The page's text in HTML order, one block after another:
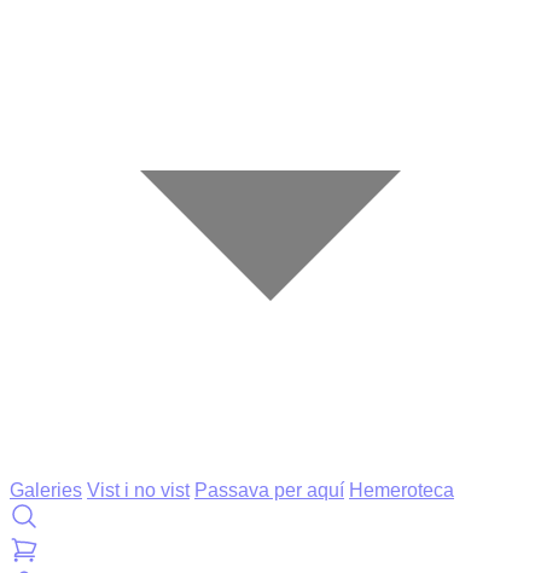
Galeries Vist i no vist Passava per aquí Hemeroteca